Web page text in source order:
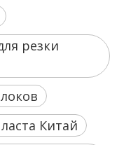
резки
Китай